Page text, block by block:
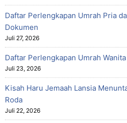
Daftar Perlengkapan Umrah Pria
Dokumen
Juli 27, 2026
Daftar Perlengkapan Umrah
Juli 23, 2026
Kisah Haru Jemaah Lansia
Roda
Juli 22, 2026